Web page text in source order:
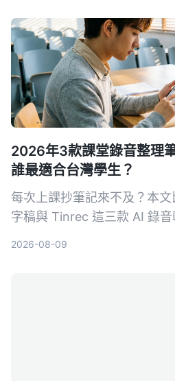
與 Otter.ai，幫助你找到最適
手。
2026年3款課堂錄音整理
誰最適合台灣學生？
每次上課抄筆記來不及？本
字稿與 Tinrec 這三款 AI 錄
2026-08-09